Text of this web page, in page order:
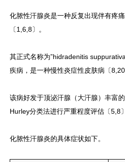
化脓性汗腺炎是一种反复出现伴有疼
〔1,6,8〕。
其正式名称为”hidradenitis
疾病，是一种慢性炎症性皮肤病〔8,20
该病好发于顶泌汗腺（大汗腺）丰富
Hurley分类法进行严重程度评估〔5,8〕
化脓性汗腺炎的具体症状如下。